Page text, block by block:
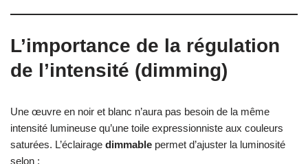
L’importance de la régulation
de l’intensité (dimming)
Une œuvre en noir et blanc n’aura pas besoin de la même
intensité lumineuse qu’une toile expressionniste aux couleurs
saturées. L’éclairage dimmable permet d’ajuster la luminosité
selon :